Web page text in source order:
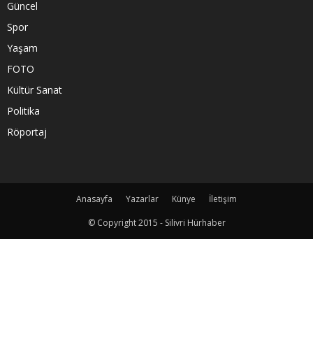
Güncel
Spor
Yaşam
FOTO
Kültür Sanat
Politika
Röportaj
Anasayfa Yazarlar Künye
İletişim
© Copyright 2015 - Silivri Hürhaber